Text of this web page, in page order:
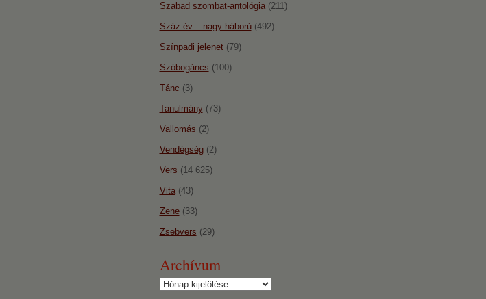
Szabad szombat-antológia(211)
Száz év – nagy háború(492)
Színpadi jelenet(79)
Szóbogáncs (100)
Tánc (3)
Tanulmány(73)
Vallomás (2)
Vendégség(2)
Vers (14 625)
Vita(43)
Zene(33)
Zsebvers (29)
Archívum
Archívum